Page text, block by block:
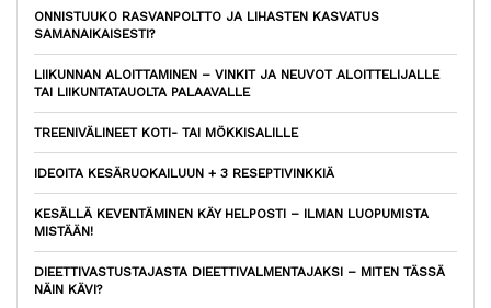
ONNISTUUKO RASVANPOLTTO JA LIHASTEN KASVATUS
SAMANAIKAISESTI?
LIIKUNNAN ALOITTAMINEN – VINKIT JA NEUVOT ALOITTELIJALLE
TAI LIIKUNTATAUOLTA PALAAVALLE
TREENIVÄLINEET KOTI- TAI MÖKKISALILLE
IDEOITA KESÄRUOKAILUUN + 3 RESEPTIVINKKIÄ
KESÄLLÄ KEVENTÄMINEN KÄY HELPOSTI – ILMAN LUOPUMISTA
MISTÄÄN!
DIEETTIVASTUSTAJASTA DIEETTIVALMENTAJAKSI – MITEN TÄSSÄ
NÄIN KÄVI?